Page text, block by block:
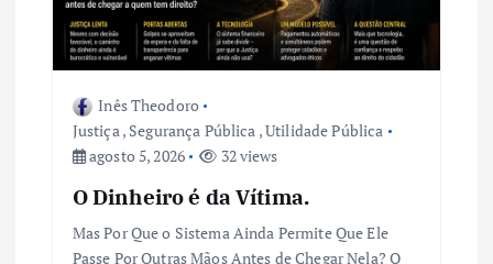
Inês Theodoro
Justiça , Segurança Pública ,Utilidade Pública
agosto 5, 2026
32 views
O Dinheiro é da Vítima.
Mas Por Que o Sistema Ainda Permite Que Ele
Passe Por Outras Mãos Antes de Chegar Nela? O